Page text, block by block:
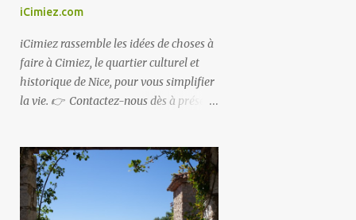
iCimiez.com
iCimiez rassemble les idées de choses à
faire à Cimiez, le quartier culturel et
historique de Nice, pour vous simplifier
la vie. 👉 Contactez-nous dès à présent
iCimiez !